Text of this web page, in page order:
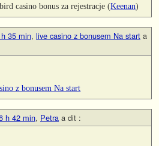
casino bonus za rejestracje (Keenan)
35 min, live casino z bonusem Na start a
z bonusem Na start
h 42 min, Petra a dit :